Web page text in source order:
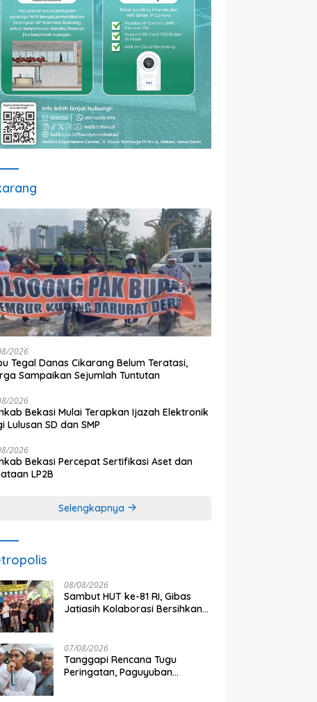
2026
Tegal Danas Cikarang Belum Teratasi,
Sampaikan Sejumlah Tuntutan
2026
Bekasi Mulai Terapkan Ijazah Elektronik
Lulusan SD dan SMP
2026
Bekasi Percepat Sertifikasi Aset dan
LP2B
Selengkapnya
08/08/2026
Sambut HUT ke-81 RI, Gibas
Jatiasih Kolaborasi Bersihkan
07/08/2026
Tanggapi Rencana Tugu
Peringatan, Paguyuban